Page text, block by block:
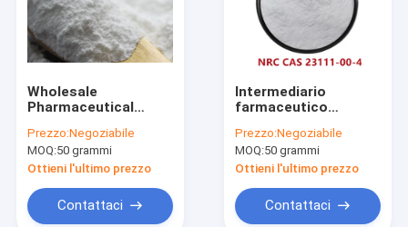
Wholesale
Pharmaceutical
CAS 1094-61-7
Prezzo:Negoziabile
MOQ:50 grammi
Ottieni l'ultimo prezzo
Contattaci
Intermediario
farmaceutico
Riboside Chloride
CAS 23111-00-4 NR-
Cl
Prezzo:Negoziabile
MOQ:50 grammi
Ottieni l'ultimo prezzo
Contattaci